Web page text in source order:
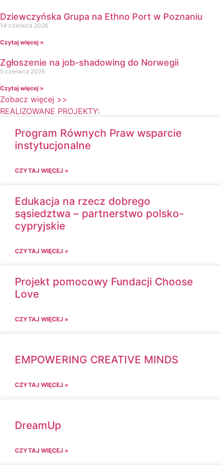
Dziewczyńska Grupa na Ethno Port w Poznaniu
14 czerwca 2026
Czytaj więcej »
Zgłoszenie na job-shadowing do Norwegii
5 czerwca 2026
Czytaj więcej »
Zobacz więcej >>
REALIZOWANE PROJEKTY:
Program Równych Praw wsparcie
instytucjonalne
CZYTAJ WIĘCEJ »
Edukacja na rzecz dobrego
sąsiedztwa – partnerstwo polsko-
cypryjskie
CZYTAJ WIĘCEJ »
Projekt pomocowy Fundacji Choose
Love
CZYTAJ WIĘCEJ »
EMPOWERING CREATIVE MINDS
CZYTAJ WIĘCEJ »
DreamUp
CZYTAJ WIĘCEJ »